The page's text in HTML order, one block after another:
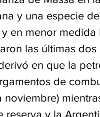
y una especie
en menor
las últimas
en que la
de
reserva y la